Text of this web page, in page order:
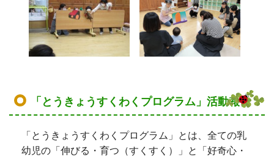
め、主体的・協働的な探究活動の実践を促進するも
のです。令和7年度の活動報告を掲載しましたので、
ご覧ください。